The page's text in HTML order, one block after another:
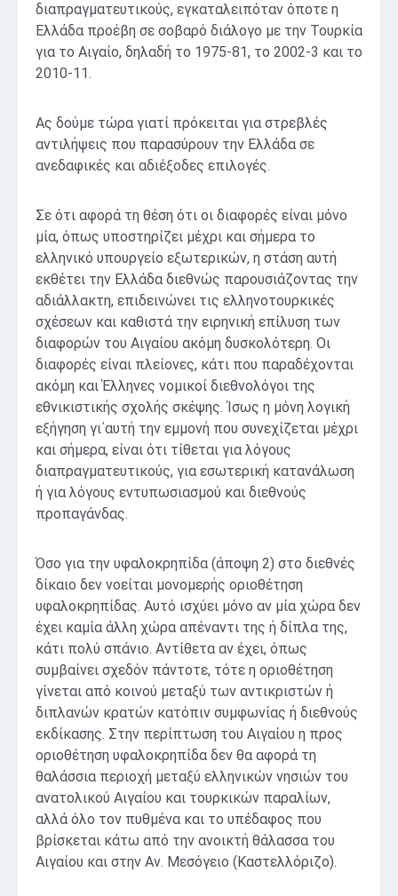
διαπραγματευτικούς, εγκαταλειπόταν όποτε η
Ελλάδα προέβη σε σοβαρό διάλογο με την Τουρκία
για το Αιγαίο, δηλαδή το 1975-81, το 2002-3 και το
2010-11.
Ας δούμε τώρα γιατί πρόκειται για στρεβλές
αντιλήψεις που παρασύρουν την Ελλάδα σε
ανεδαφικές και αδιέξοδες επιλογές.
Σε ότι αφορά τη θέση ότι οι διαφορές είναι μόνο
μία, όπως υποστηρίζει μέχρι και σήμερα το
ελληνικό υπουργείο εξωτερικών, η στάση αυτή
εκθέτει την Ελλάδα διεθνώς παρουσιάζοντας την
αδιάλλακτη, επιδεινώνει τις ελληνοτουρκικές
σχέσεων και καθιστά την ειρηνική επίλυση των
διαφορών του Αιγαίου ακόμη δυσκολότερη. Οι
διαφορές είναι πλείονες, κάτι που παραδέχονται
ακόμη και Έλληνες νομικοί διεθνολόγοι της
εθνικιστικής σχολής σκέψης. Ίσως η μόνη λογική
εξήγηση γι΄αυτή την εμμονή που συνεχίζεται μέχρι
και σήμερα, είναι ότι τίθεται για λόγους
διαπραγματευτικούς, για εσωτερική κατανάλωση
ή για λόγους εντυπωσιασμού και διεθνούς
προπαγάνδας.
Όσο για την υφαλοκρηπίδα (άποψη 2) στο διεθνές
δίκαιο δεν νοείται μονομερής οριοθέτηση
υφαλοκρηπίδας. Αυτό ισχύει μόνο αν μία χώρα δεν
έχει καμία άλλη χώρα απέναντι της ή δίπλα της,
κάτι πολύ σπάνιο. Αντίθετα αν έχει, όπως
συμβαίνει σχεδόν πάντοτε, τότε η οριοθέτηση
γίνεται από κοινού μεταξύ των αντικριστών ή
διπλανών κρατών κατόπιν συμφωνίας ή διεθνούς
εκδίκασης. Στην περίπτωση του Αιγαίου η προς
οριοθέτηση υφαλοκρηπίδα δεν θα αφορά τη
θαλάσσια περιοχή μεταξύ ελληνικών νησιών του
ανατολικού Αιγαίου και τουρκικών παραλίων,
αλλά όλο τον πυθμένα και το υπέδαφος που
βρίσκεται κάτω από την ανοικτή θάλασσα του
Αιγαίου και στην Αν. Μεσόγειο (Καστελλόριζο).